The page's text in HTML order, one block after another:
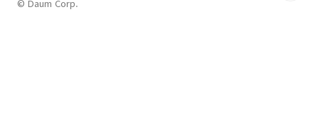
를 넣어서 만든 김밥은 소풍이나 나들이 등 야외
© Daum Corp.